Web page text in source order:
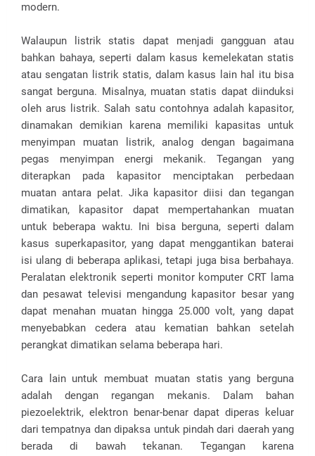
modern.
Walaupun listrik statis dapat menjadi gangguan atau
bahkan bahaya, seperti dalam kasus kemelekatan statis
atau sengatan listrik statis, dalam kasus lain hal itu bisa
sangat berguna. Misalnya, muatan statis dapat diinduksi
oleh arus listrik. Salah satu contohnya adalah kapasitor,
dinamakan demikian karena memiliki kapasitas untuk
menyimpan muatan listrik, analog dengan bagaimana
pegas menyimpan energi mekanik. Tegangan yang
diterapkan pada kapasitor menciptakan perbedaan
muatan antara pelat. Jika kapasitor diisi dan tegangan
dimatikan, kapasitor dapat mempertahankan muatan
untuk beberapa waktu. Ini bisa berguna, seperti dalam
kasus superkapasitor, yang dapat menggantikan baterai
isi ulang di beberapa aplikasi, tetapi juga bisa berbahaya.
Peralatan elektronik seperti monitor komputer CRT lama
dan pesawat televisi mengandung kapasitor besar yang
dapat menahan muatan hingga 25.000 volt, yang dapat
menyebabkan cedera atau kematian bahkan setelah
perangkat dimatikan selama beberapa hari.
Cara lain untuk membuat muatan statis yang berguna
adalah dengan regangan mekanis. Dalam bahan
piezoelektrik, elektron benar-benar dapat diperas keluar
dari tempatnya dan dipaksa untuk pindah dari daerah yang
berada di bawah tekanan. Tegangan karena